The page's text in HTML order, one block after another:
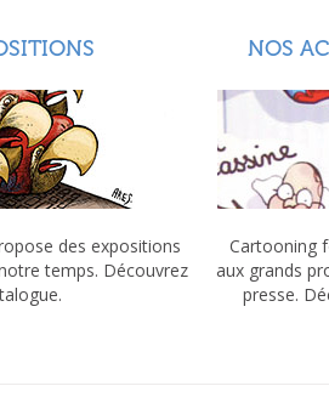
des expositions
temps. Découvrez
NOS
Cartooning
aux grands
presse.